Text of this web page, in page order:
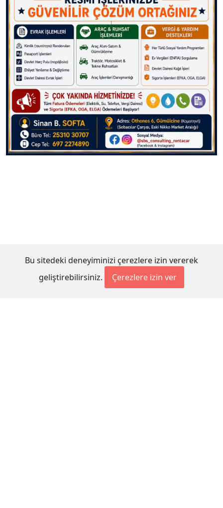
Bu sitedeki deneyiminizi çerezlere izin vererek
geliştirebilirsiniz.
Çerezlere izin ver